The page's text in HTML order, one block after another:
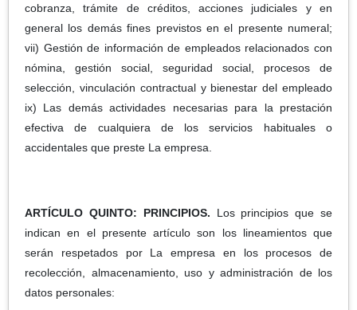
cobranza, trámite de créditos, acciones judiciales y en
general los demás fines previstos en el presente numeral;
vii) Gestión de información de empleados relacionados con
nómina, gestión social, seguridad social, procesos de
selección, vinculación contractual y bienestar del empleado
ix) Las demás actividades necesarias para la prestación
efectiva de cualquiera de los servicios habituales o
accidentales que preste La empresa.
ARTÍCULO QUINTO: PRINCIPIOS. Los principios que se
indican en el presente artículo son los lineamientos que
serán respetados por La empresa en los procesos de
recolección, almacenamiento, uso y administración de los
datos personales: